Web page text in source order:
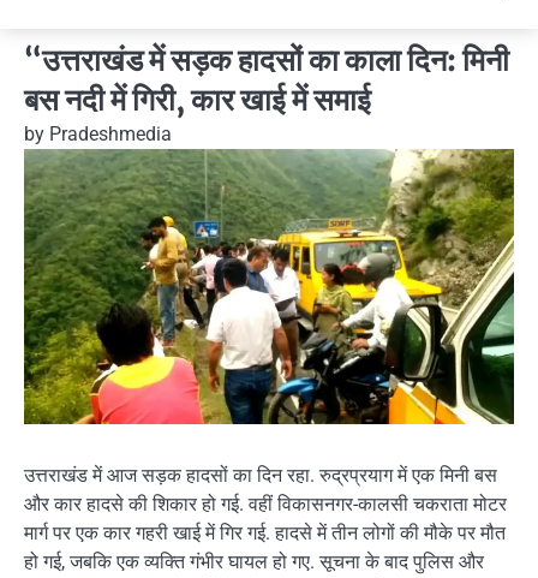
“उत्तराखंड में सड़क हादसों का काला दिन: मिनी
बस नदी में गिरी, कार खाई में समाई
by Pradeshmedia
उत्तराखंड में आज सड़क हादसों का दिन रहा. रुद्रप्रयाग में एक मिनी बस
और कार हादसे की शिकार हो गई. वहीं विकासनगर-कालसी चकराता मोटर
मार्ग पर एक कार गहरी खाई में गिर गई. हादसे में तीन लोगों की मौके पर मौत
हो गई, जबकि एक व्यक्ति गंभीर घायल हो गए. सूचना के बाद पुलिस और